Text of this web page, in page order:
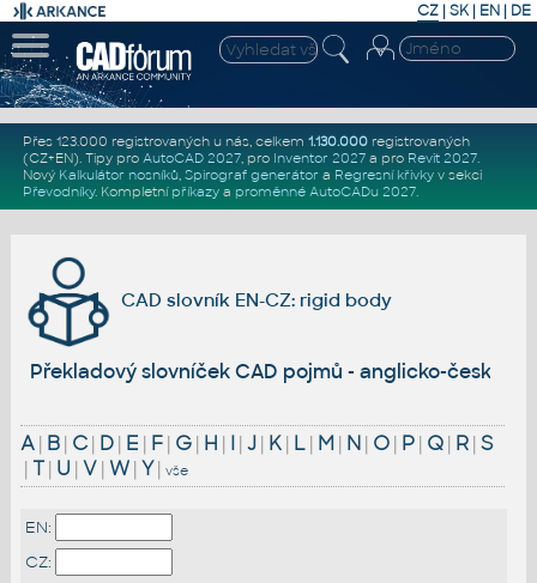
CZ | SK| EN | DE
Přes 123.000 registrovaných u nás, celkem 1.130.000registrovaných
(CZ+EN). Tipy pro AutoCAD 2027, pro Inventor 2027a pro Revit 2027.
Nový Kalkulátor nosníků, Spirograf generátor a Regresní křivkyv sekci
Převodníky. Kompletní příkazya proměnné AutoCADu 2027.
CAD slovník EN-CZ: rigid body
Překladový slovníček CAD pojmů - anglicko-český
A| B| C| D| E | F| G| H | I| J| K| L| M| N| O| P| Q| R| S
| T| U | V| W| Y| vše
EN:
CZ: